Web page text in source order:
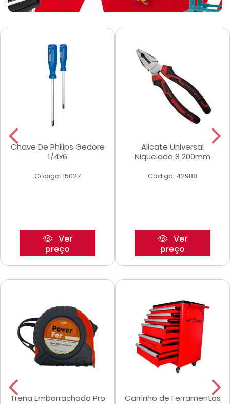
Chave De Philips Gedore
1/4x6
Código: 15027
Ver
preço
Alicate Universal
Niquelado 8 200mm
Código: 42988
Ver
preço
Trena Emborrachada Pro
Carrinho de Ferramentas